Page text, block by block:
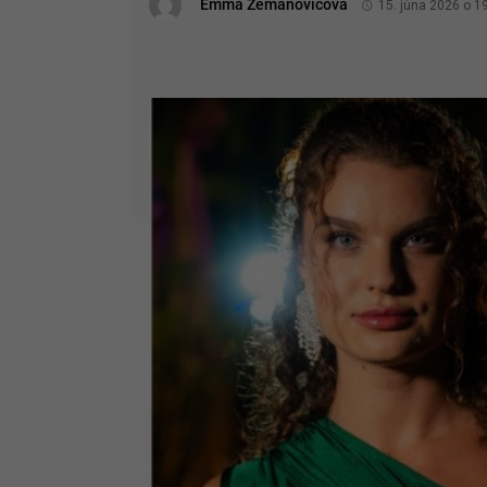
Emma Zemanovičová 15. júna 2026 o